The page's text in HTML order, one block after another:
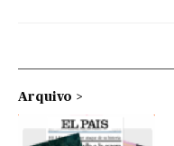
Arquivo